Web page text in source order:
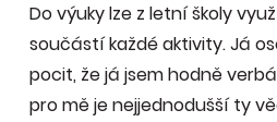
Do výuky lze z letní školy
součástí každé aktivity. Já
pocit, že já jsem hodně
pro mě je nejjednodušší ty